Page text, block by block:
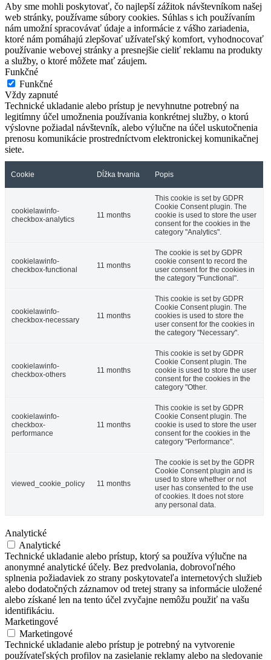
Aby sme mohli poskytovať, čo najlepší zážitok návštevníkom našej
web stránky, používame súbory cookies. Súhlas s ich používaním
nám umožní spracovávať údaje a informácie z vášho zariadenia,
ktoré nám pomáhajú zlepšovať užívateľský komfort, vyhodnocovať
používanie webovej stránky a presnejšie cieliť reklamu na produkty
a služby, o ktoré môžete mať záujem.
Funkčné
Funkčné
Vždy zapnuté
Technické ukladanie alebo prístup je nevyhnutne potrebný na
legitímny účel umožnenia používania konkrétnej služby, o ktorú
výslovne požiadal návštevník, alebo výlučne na účel uskutočnenia
prenosu komunikácie prostredníctvom elektronickej komunikačnej
siete.
Cookie Dĺžka trvania Popis
cookielawinfo-
checkbox-analytics
11 months
This cookie is set by GDPR
Cookie Consent plugin. The
cookie is used to store the user
consent for the cookies in the
category "Analytics".
cookielawinfo-
checkbox-functional
11 months
The cookie is set by GDPR
cookie consent to record the
user consent for the cookies in
the category "Functional".
cookielawinfo-
checkbox-necessary
11 months
This cookie is set by GDPR
Cookie Consent plugin. The
cookies is used to store the
user consent for the cookies in
the category "Necessary".
cookielawinfo-
checkbox-others
11 months
This cookie is set by GDPR
Cookie Consent plugin. The
cookie is used to store the user
consent for the cookies in the
category "Other.
cookielawinfo-
checkbox-
performance
11 months
This cookie is set by GDPR
Cookie Consent plugin. The
cookie is used to store the user
consent for the cookies in the
category "Performance".
viewed_cookie_policy 11 months
The cookie is set by the GDPR
Cookie Consent plugin and is
used to store whether or not
user has consented to the use
of cookies. It does not store
any personal data.
Analytické
Analytické
Technické ukladanie alebo prístup, ktorý sa používa výlučne na
anonymné analytické účely. Bez predvolania, dobrovoľného
splnenia požiadaviek zo strany poskytovateľa internetových služieb
alebo dodatočných záznamov od tretej strany sa informácie uložené
alebo získané len na tento účel zvyčajne nemôžu použiť na vašu
identifikáciu.
Marketingové
Marketingové
Technické ukladanie alebo prístup je potrebný na vytvorenie
používateľských profilov na zasielanie reklamy alebo na sledovanie